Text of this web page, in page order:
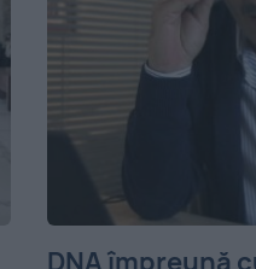
DNA împreună